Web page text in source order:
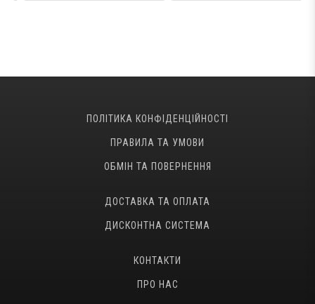
ПОЛІТИКА КОНФІДЕНЦІЙНОСТІ
ПРАВИЛА ТА УМОВИ
ОБМІН ТА ПОВЕРНЕННЯ
ДОСТАВКА ТА ОПЛАТА
ДИСКОНТНА СИСТЕМА
КОНТАКТИ
ПРО НАС